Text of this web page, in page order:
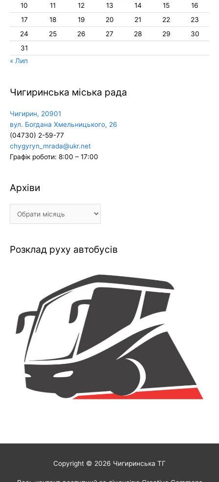
10
11 12 13 14 15
16
17
18 19 20 21 22
23
24
25 26 27 28 29
30
31
« Лип
Чигиринська міська рада
Чигирин, 20901
вул. Богдана Хмельницького, 26
(04730) 2-59-77
chygyryn_mrada@ukr.net
Графік роботи: 8:00 – 17:00
Архіви
Архіви
Розклад руху автобусів
Copyright © 2026 Чигиринська ТГ